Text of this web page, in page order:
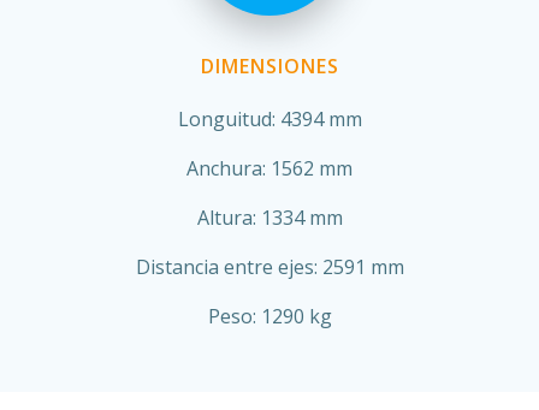
DIMENSIONES
Longuitud: 4394 mm
Anchura: 1562 mm
Altura: 1334 mm
Distancia entre ejes: 2591 mm
Peso: 1290 kg